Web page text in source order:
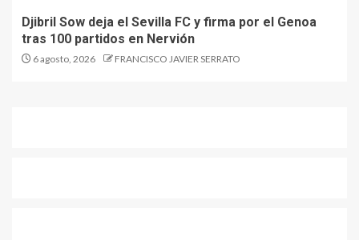
Djibril Sow deja el Sevilla FC y firma por el Genoa
tras 100 partidos en Nervión
6 agosto, 2026 FRANCISCO JAVIER SERRATO